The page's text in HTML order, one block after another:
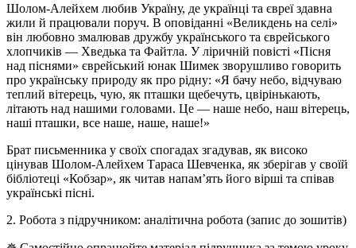
Шолом-Алейхем любив Україну, де українці та євреї здавна
жили й працювали поруч. В оповіданні «Великдень на селі»
він любовно змалював дружбу українського та єврейського
хлопчиків — Хведька та Файтла. У ліричній повісті «Пісня
над піснями» єврейський юнак Шимек зворушливо говорить
про українську природу як про рідну: «Я бачу небо, відчуваю
теплий вітерець, чую, як пташки щебечуть, цвірінькають,
літають над нашими головами. Це — наше небо, наш вітерець,
наші пташки, все наше, наше, наше!»
Брат письменника у своїх спогадах згадував, як високо
цінував Шолом-Алейхем Тараса Шевченка, як зберігав у своїй
бібліотеці «Кобзар», як читав напам’ять його вірші та співав
українські пісні.
2. Робота з підручником: аналітична робота (запис до зошитів)